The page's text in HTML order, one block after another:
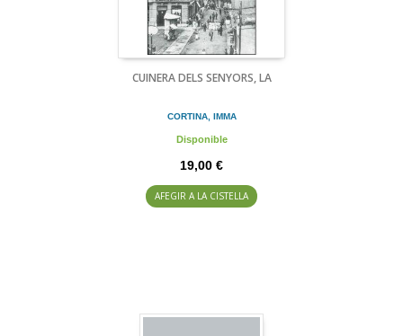
CUINERA DELS SENYORS, LA
CORTINA, IMMA
Disponible
19,00 €
AFEGIR A LA CISTELLA